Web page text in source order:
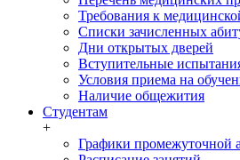
Требования к
Списки зачисленных
Дни открытых дверей
Вступительные
Условия приема на
Наличие общежития
Студентам
+
Графики промежуточной